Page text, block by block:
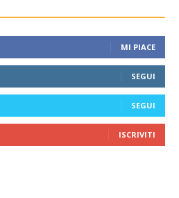
MI PIACE
SEGUI
SEGUI
ISCRIVITI